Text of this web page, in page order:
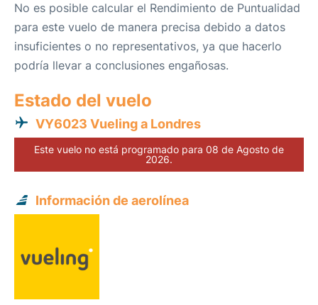
No es posible calcular el Rendimiento de Puntualidad
para este vuelo de manera precisa debido a datos
insuficientes o no representativos, ya que hacerlo
podría llevar a conclusiones engañosas.
Estado del vuelo
VY6023 Vueling a Londres
Este vuelo no está programado para 08 de Agosto de
2026.
Información de aerolínea